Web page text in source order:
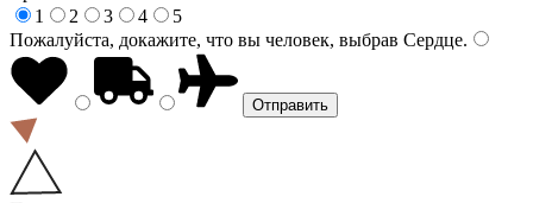
1
2 3 4
5
Пожалуйста, докажите, что вы человек, выбрав Сердце.